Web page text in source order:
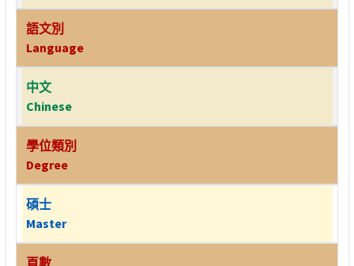
語文別
Language
中文
Chinese
學位類別
Degree
碩士
Master
頁數